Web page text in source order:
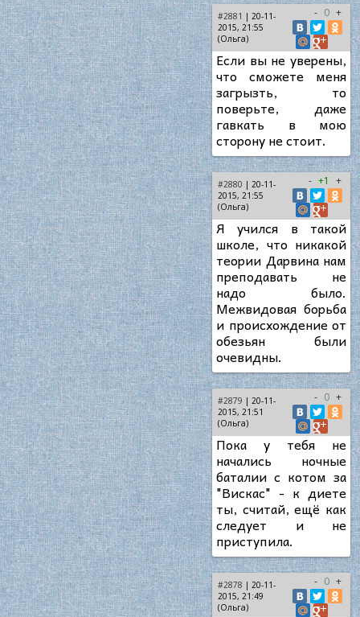
#2881 | 20-11-
2015, 21:55
(Ольга)
- 0 +
Если вы не уверены,
что сможете меня
загрызть, то
поверьте, даже
гавкать в мою
сторону не стоит.
#2880 | 20-11-
2015, 21:55
(Ольга)
- +1 +
Я учился в такой
школе, что никакой
теории Дарвина нам
преподавать не
надо было.
Межвидовая борьба
и происхождение от
обезьян были
очевидны.
#2879 | 20-11-
2015, 21:51
(Ольга)
- 0 +
Пока у тебя не
начались ночные
баталии с котом за
"Вискас" - к диете
ты, считай, ещё как
следует и не
приступила.
#2878 | 20-11-
2015, 21:49
(Ольга)
- 0 +